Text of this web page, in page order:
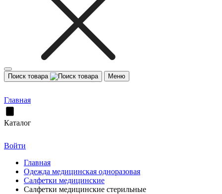
Поиск товара Меню
Главная
Каталог
Войти
Главная
Одежда медицинская одноразовая
Салфетки медицинские
Салфетки медицинские стерильные